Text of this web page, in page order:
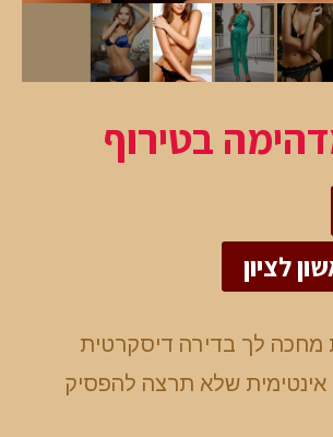
בטירוף
לציון
מחכה לך בדירה דיסקרטית
אינטימית שלא תרצה להפסיק